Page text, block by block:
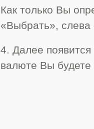
Как только Вы
«Выбрать», слева
4. Далее
валюте Вы будете